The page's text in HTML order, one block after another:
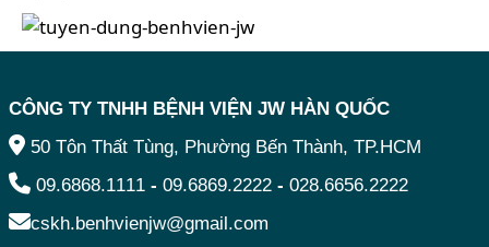
CÔNG TY TNHH BỆNH VIỆN JW HÀN QUỐC
50 Tôn Thất Tùng, Phường Bến Thành, TP.HCM
09.6868.1111 - 09.6869.2222 - 028.6656.2222
cskh.benhvienjw@gmail.com